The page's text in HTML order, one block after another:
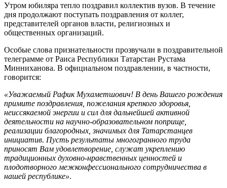
Утром юбиляра тепло поздравил коллектив вузов. В течение
дня продолжают поступать поздравления от коллег,
представителей органов власти, религиозных и
общественных организаций.
Особые слова признательности прозвучали в поздравительной
телеграмме от Раиса Республики Татарстан Рустама
Минниханова. В официальном поздравлении, в частности,
говорится:
«Уважаемый Рафик Мухаметшович! В день Вашего рождения
примите поздравления, пожелания крепкого здоровья,
неиссякаемой энергии и сил для дальнейшей активной
деятельности на научно-образовательном поприще,
реализации благородных, значимых для Татарстанцев
инициатив. Пусть результаты многогранного труда
приносят Вам удовлетворение, служат укреплению
традиционных духовно-нравственных ценностей и
плодотворного межконфессионального сотрудничества в
нашей республике».